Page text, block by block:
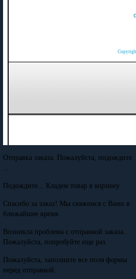
Отправка заказа. Пожалуйста, подождите
Подождите... Кладем товар в корзину
Спасибо за заказ! Мы свяжемся с Вами в
ближайшее время
Возникла проблема с отправкой заказа.
Пожалуйста, попробуйте еще раз.
Пожалуйста, заполните все поля формы
перед отправкой.